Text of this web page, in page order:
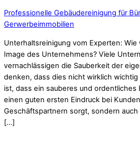
Professionelle Gebäudereinigung für
Gerwerbeimmobilien
Unterhaltsreinigung vom Experten: Wie
Image des Unternehmens? Viele
vernachlässigen die Sauberkeit der
denken, dass dies nicht wirklich wichtig
ist, dass ein sauberes und ordentliches
einen guten ersten Eindruck bei
Geschäftspartnern sorgt, sondern auch
[…]